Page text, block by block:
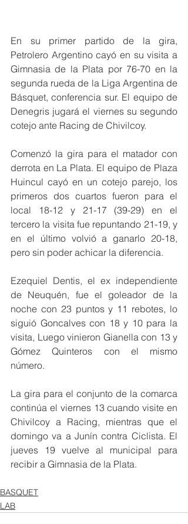
En su primer partido de la gira,
Petrolero Argentino cayó en su visita a
Gimnasia de la Plata por 76-70 en la
segunda rueda de la Liga Argentina de
Básquet, conferencia sur. El equipo de
Denegris jugará el viernes su segundo
cotejo ante Racing de Chivilcoy.
Comenzó la gira para el matador con
derrota en La Plata. El equipo de Plaza
Huincul cayó en un cotejo parejo, los
primeros dos cuartos fueron para el
local 18-12 y 21-17 (39-29) en el
tercero la visita fue repuntando 21-19, y
en el último volvió a ganarlo 20-18,
pero sin poder achicar la diferencia.
Ezequiel Dentis, el ex independiente
de Neuquén, fue el goleador de la
noche con 23 puntos y 11 rebotes, lo
siguió Goncalves con 18 y 10 para la
visita, Luego vinieron Gianella con 13 y
Gómez Quinteros con el mismo
número.
La gira para el conjunto de la comarca
continúa el viernes 13 cuando visite en
Chivilcoy a Racing, mientras que el
domingo va a Junín contra Ciclista. El
jueves 19 vuelve al municipal para
recibir a Gimnasia de la Plata.
BASQUET
LAB